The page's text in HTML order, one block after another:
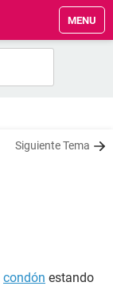
MENU
Siguiente Tema
condón estando